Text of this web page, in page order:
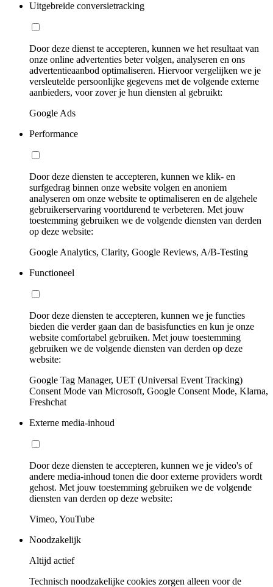
Uitgebreide conversietracking
Door deze dienst te accepteren, kunnen we het resultaat van
onze online advertenties beter volgen, analyseren en ons
advertentieaanbod optimaliseren. Hiervoor vergelijken we je
versleutelde persoonlijke gegevens met de volgende externe
aanbieders, voor zover je hun diensten al gebruikt:
Google Ads
Performance
Door deze diensten te accepteren, kunnen we klik- en
surfgedrag binnen onze website volgen en anoniem
analyseren om onze website te optimaliseren en de algehele
gebruikerservaring voortdurend te verbeteren. Met jouw
toestemming gebruiken we de volgende diensten van derden
op deze website:
Google Analytics, Clarity, Google Reviews, A/B-Testing
Functioneel
Door deze diensten te accepteren, kunnen we je functies
bieden die verder gaan dan de basisfuncties en kun je onze
website comfortabel gebruiken. Met jouw toestemming
gebruiken we de volgende diensten van derden op deze
website:
Google Tag Manager, UET (Universal Event Tracking)
Consent Mode van Microsoft, Google Consent Mode, Klarna,
Freshchat
Externe media-inhoud
Door deze diensten te accepteren, kunnen we je video's of
andere media-inhoud tonen die door externe providers wordt
gehost. Met jouw toestemming gebruiken we de volgende
diensten van derden op deze website:
Vimeo, YouTube
Noodzakelijk
Altijd actief
Technisch noodzakelijke cookies zorgen alleen voor de